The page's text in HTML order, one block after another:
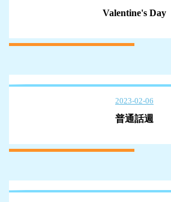
Valentine's Day
2023-02-06
普通話週